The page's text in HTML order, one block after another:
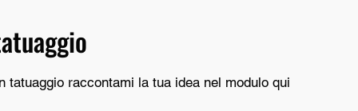
tatuaggio raccontami la tua idea nel modulo qui